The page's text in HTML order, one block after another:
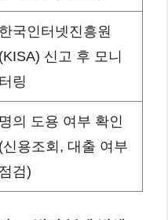
한국인터넷진흥원
(KISA) 신고 후 모니
터링
명의 도용 여부 확인
(신용조회, 대출 여부
점검)